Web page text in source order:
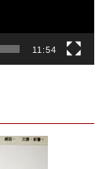
11:54